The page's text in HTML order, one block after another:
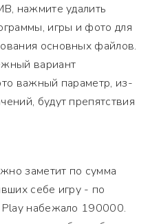
нажмите удалить
игры и фото для
основных файлов.
вариант
важный параметр, из-
будут препятствия
заметит по сумма
себе игру - по
Play набежало 190000.